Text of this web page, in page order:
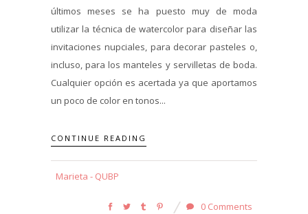
últimos meses se ha puesto muy de moda
utilizar la técnica de watercolor para diseñar las
invitaciones nupciales, para decorar pasteles o,
incluso, para los manteles y servilletas de boda.
Cualquier opción es acertada ya que aportamos
un poco de color en tonos...
CONTINUE READING
Marieta - QUBP
0 Comments